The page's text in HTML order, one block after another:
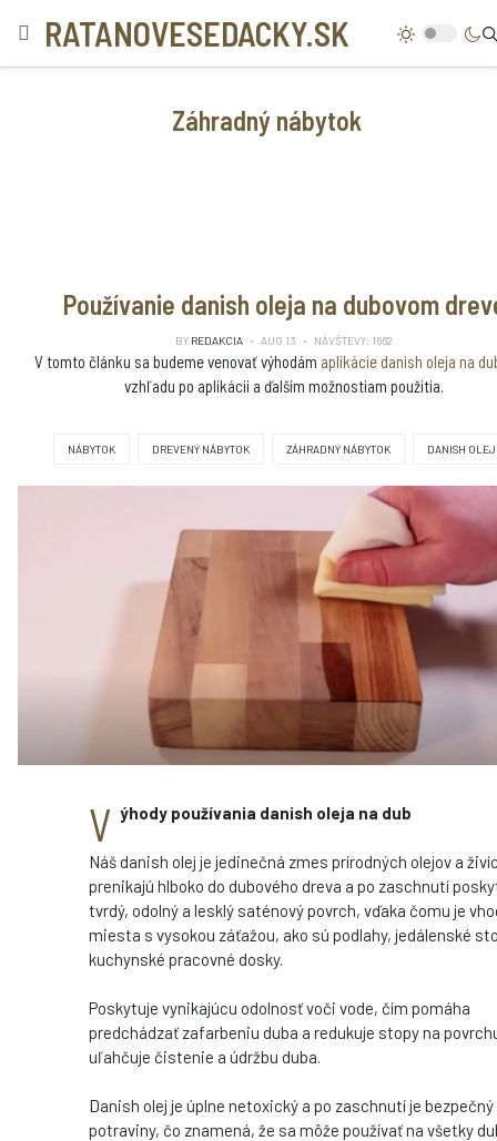
RATANOVESEDACKY.SK
Záhradný nábytok
Používanie danish oleja na dubovom
BY REDAKCIA AUG 13 NÁVŠTEVY: 1662
V tomto článku sa budeme venovať výhodám aplikácie danish oleja na
vzhľadu po aplikácii a ďalším možnostiam použitia.
NÁBYTOK DREVENÝ NÁBYTOK ZÁHRADNÝ NÁBYTOK DANISH OLEJ
V ýhody používania danish oleja na dub
Náš danish olej je jedinečná zmes prírodných olejov a
prenikajú hlboko do dubového dreva a po zaschnutí
tvrdý, odolný a lesklý saténový povrch, vďaka čomu je
miesta s vysokou záťažou, ako sú podlahy, jedálenské
kuchynské pracovné dosky.
Poskytuje vynikajúcu odolnosť voči vode, čím pomáha
predchádzať zafarbeniu duba a redukuje stopy na
uľahčuje čistenie a údržbu duba.
Danish olej je úplne netoxický a po zaschnutí je bezpečný
potraviny, čo znamená, že sa môže používať na všetky